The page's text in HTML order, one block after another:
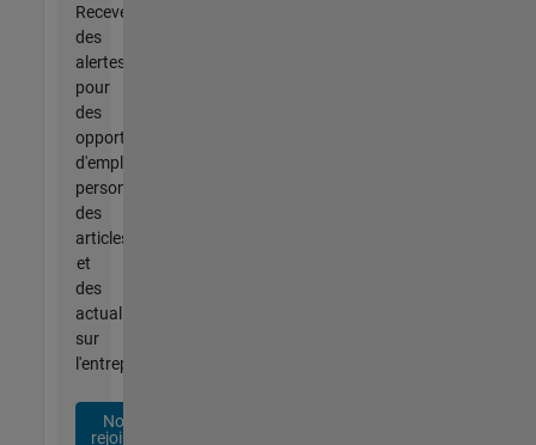
Recevez
des
alertes
pour
des
opportunités
d'emploi
personnalisées,
des
articles
et
des
actualités
sur
l'entreprise.
Nous
rejoindre